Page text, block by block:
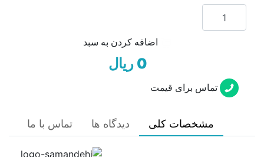
اضافه کردن به سبد
0 ریال
تماس برای قیمت
مشخصات کلی دیدگاه ها تماس با ما